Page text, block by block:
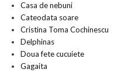
Casa de nebuni
Cateodata soare
Cristina Toma Cochinescu
Delphinas
Doua fete cucuiete
Gagaita